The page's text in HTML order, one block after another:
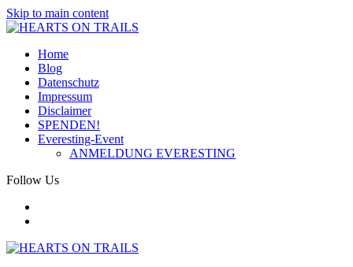
Skip to main content
Home
Blog
Datenschutz
Impressum
Disclaimer
SPENDEN!
Everesting-Event
ANMELDUNG EVERESTING
Follow Us